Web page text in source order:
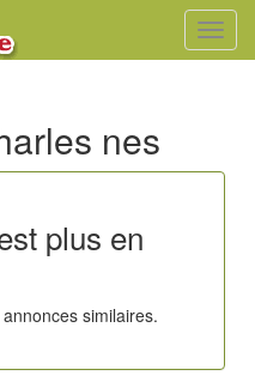
nes
plus en
similaires.